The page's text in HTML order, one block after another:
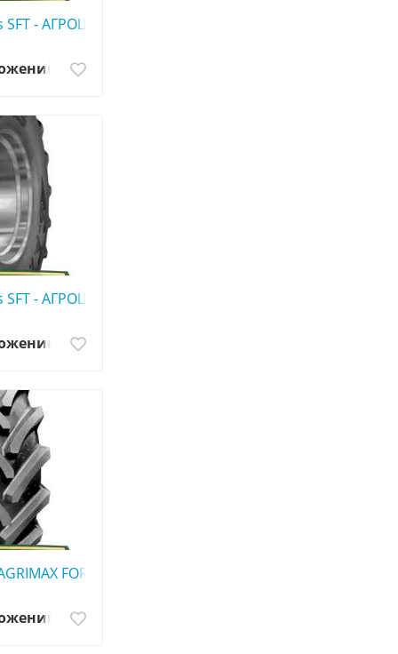
- АГРОШИНА ☎️ 0507773380
- АГРОШИНА ☎️ 0507773380
FORCE - АГРОШИНА ☎️ 0507773380